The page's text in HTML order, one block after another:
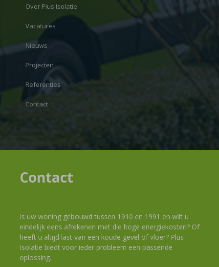
Over Plus Isolatie
Vacatures
Nieuws
Projecten
Referenties
Contact
Contact
Is uw woning gebouwd tussen 1910 en 1991 en wilt u
eindelijk eens afrekenen met die hoge energiekosten? Of
heeft u altijd last van een koude gevel of vloer? Plus
Isolatie biedt voor ieder probleem een passende
oplossing.